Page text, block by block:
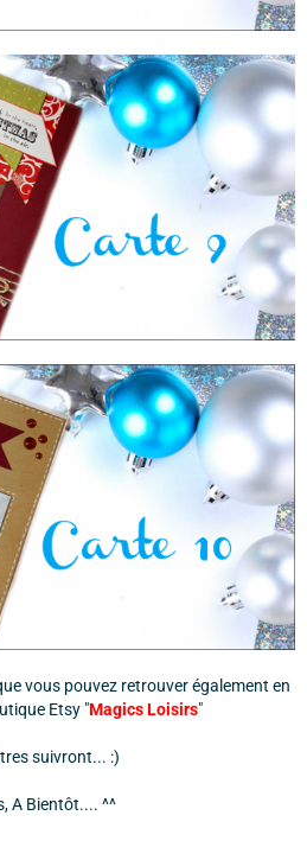
vous pouvez retrouver également en
Etsy "Magics Loisirs"
suivront... :)
A Bientôt.... ^^